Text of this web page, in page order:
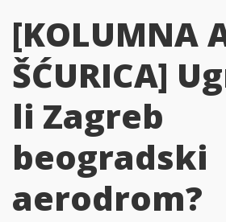
[KOLUMNA
ŠĆURICA]
li Zagreb
beogradski
aerodrom?